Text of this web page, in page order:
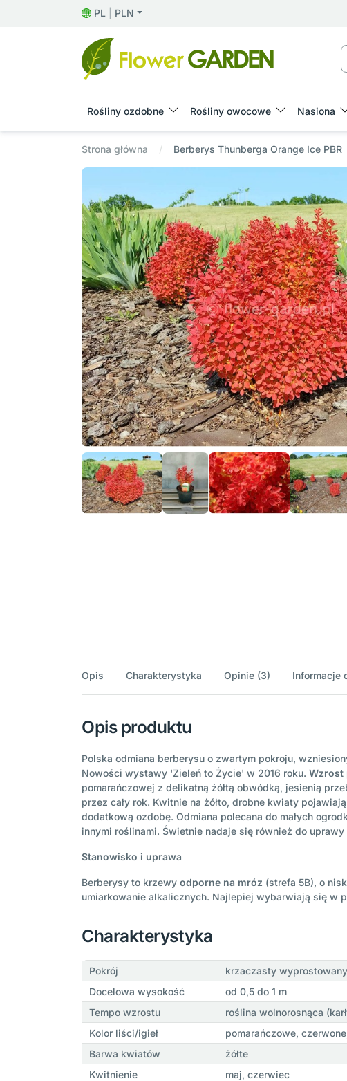
PL PLN
Rośliny ozdobne Rośliny owocowe Nasiona
Strona główna Berberys Thunberga Orange Ice PBR
Opis Charakterystyka Opinie (3) Informacje
Opis produktu
Polska odmiana berberysu o zwartym pokroju,
Nowości wystawy 'Zieleń to Życie' w 2016 roku. Wzrost
pomarańczowej z delikatną żółtą obwódką, jesienią
przez cały rok. Kwitnie na żółto, drobne kwiaty
dodatkową ozdobę. Odmiana polecana do małych
innymi roślinami. Świetnie nadaje się również do
Stanowisko i uprawa
Berberysy to krzewy odporne na mróz (strefa 5B), o
umiarkowanie alkalicznych. Najlepiej wybarwiają się w
Charakterystyka
Pokrój
krzaczasty wyprostowany
Docelowa wysokość
od 0,5 do 1 m
Tempo wzrostu
roślina wolnorosnąca
Kolor liści/igieł
pomarańczowe,
Barwa kwiatów
żółte
Kwitnienie
maj, czerwiec